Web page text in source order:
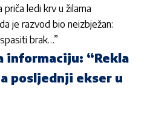
ledi krv u žilama
je razvod bio neizbježan:
brak…”
informaciju: “Rekla
posljednji ekser u